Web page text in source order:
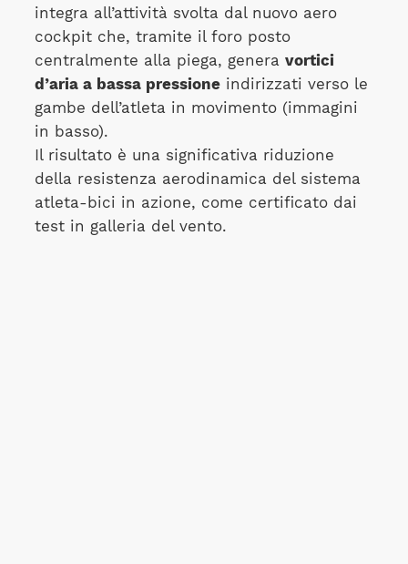
integra all’attività svolta dal nuovo aero
cockpit che, tramite il foro posto
centralmente alla piega, genera vortici
d’aria a bassa pressioneindirizzati verso le
gambe dell’atleta in movimento (immagini
in basso).
Il risultato è una significativa riduzione
della resistenza aerodinamica del sistema
atleta-bici in azione, come certificato dai
test in galleria del vento.